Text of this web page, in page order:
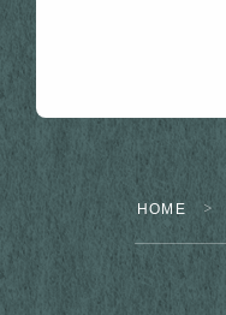
HOME ＞